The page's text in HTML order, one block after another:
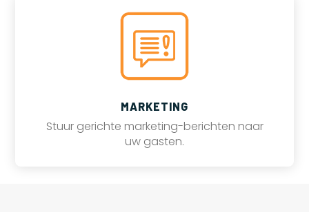
MARKETING
Stuur gerichte marketing-berichten naar
uw gasten.